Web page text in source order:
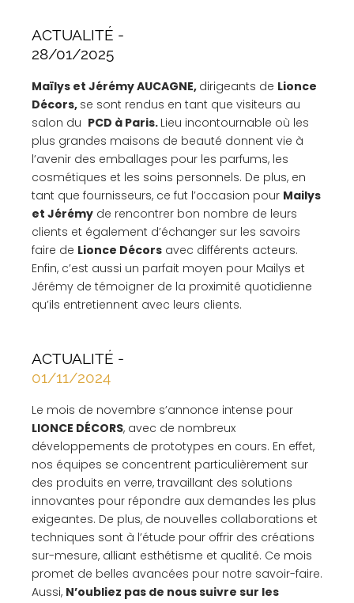
ACTUALITÉ -
28/01/2025
Maïlys et Jérémy AUCAGNE, dirigeants de Lionce
Décors, se sont rendus en tant que visiteurs au
salon du PCD à Paris. Lieu incontournable où les
plus grandes maisons de beauté donnent vie à
l’avenir des emballages pour les parfums, les
cosmétiques et les soins personnels. De plus, en
tant que fournisseurs, ce fut l’occasion pour Mailys
et Jérémy de rencontrer bon nombre de leurs
clients et également d’échanger sur les savoirs
faire de Lionce Décors avec différents acteurs.
Enfin, c’est aussi un parfait moyen pour Mailys et
Jérémy de témoigner de la proximité quotidienne
qu’ils entretiennent avec leurs clients.
ACTUALITÉ -
01/11/2024
Le mois de novembre s’annonce intense pour
LIONCE DÉCORS, avec de nombreux
développements de prototypes en cours. En effet,
nos équipes se concentrent particulièrement sur
des produits en verre, travaillant des solutions
innovantes pour répondre aux demandes les plus
exigeantes. De plus, de nouvelles collaborations et
techniques sont à l’étude pour offrir des créations
sur-mesure, alliant esthétisme et qualité. Ce mois
promet de belles avancées pour notre savoir-faire.
Aussi, N’oubliez pas de nous suivre sur les